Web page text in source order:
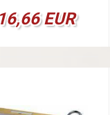
EUR